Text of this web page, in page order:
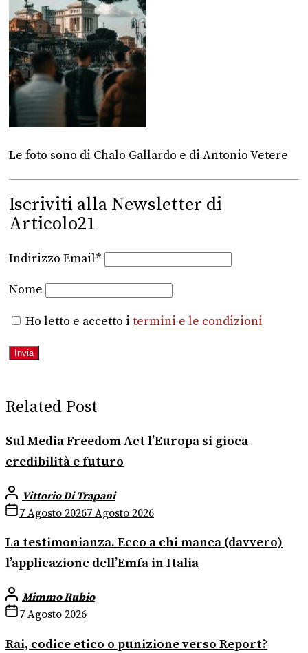
Le foto sono di Chalo Gallardo e di Antonio Vetere
Iscriviti alla Newsletter di
Articolo21
Indirizzo Email*
Nome
Ho letto e accetto i termini e le condizioni
Related Post
Sul Media Freedom Act l’Europa si gioca
credibilità e futuro
Vittorio Di Trapani
7 Agosto 20267 Agosto 2026
La testimonianza. Ecco a chi manca (davvero)
l’applicazione dell’Emfa in Italia
Mimmo Rubio
7 Agosto 2026
Rai, codice etico o punizione verso Report?